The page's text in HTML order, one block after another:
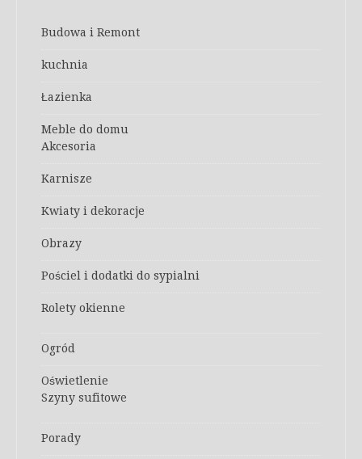
Budowa i Remont
kuchnia
Łazienka
Meble do domu
Akcesoria
Karnisze
Kwiaty i dekoracje
Obrazy
Pościel i dodatki do sypialni
Rolety okienne
Ogród
Oświetlenie
Szyny sufitowe
Porady